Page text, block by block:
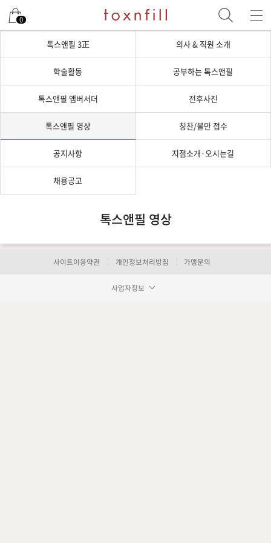
0
톡스앤필 3正 의사 & 직원 소개
학술활동 공부하는 톡스앤필
톡스앤필 앰버서더 전후사진
톡스앤필 영상 칭찬/불만 접수
공지사항 지점소개·오시는길
채용공고
톡스앤필 영상
사이트이용약관 개인정보처리방침 가맹문의
사업자정보